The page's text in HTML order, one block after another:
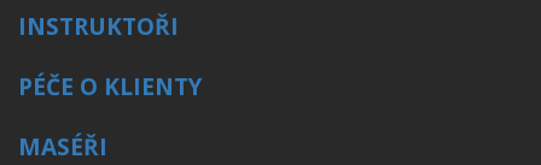
INSTRUKTOŘI
PÉČE O KLIENTY
MASÉŘI